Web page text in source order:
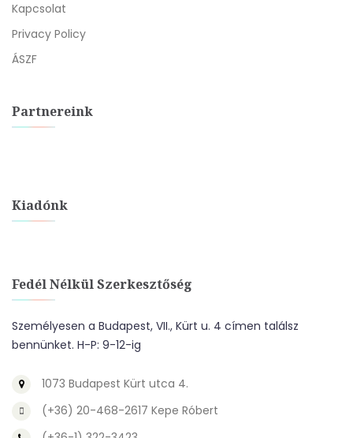
Kapcsolat
Privacy Policy
ÁSZF
Partnereink
Kiadónk
Fedél Nélkül Szerkesztőség
Személyesen a Budapest, VII., Kürt u. 4 címen találsz
bennünket. H-P: 9-12-ig
1073 Budapest Kürt utca 4.
(+36) 20-468-2617 Kepe Róbert